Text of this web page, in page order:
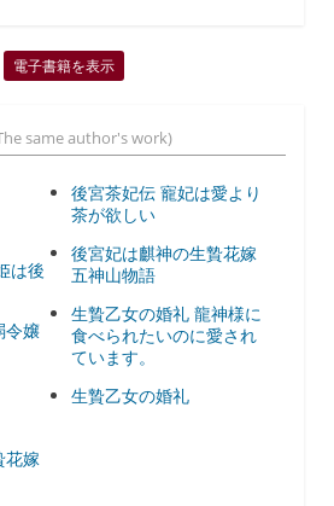
電子書籍を表示
same author's work)
は後
令嬢
後宮茶妃伝 寵妃は愛より
茶が欲しい
後宮妃は麒神の生贄花嫁
五神山物語
生贄乙女の婚礼 龍神様に
食べられたいのに愛され
ています。
生贄乙女の婚礼
花嫁